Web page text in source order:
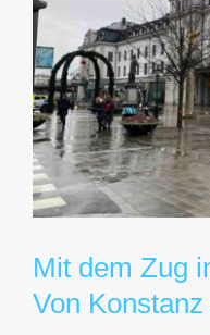
Mit dem Zug
Von